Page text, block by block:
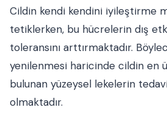
Cildin kendi kendini iyileştirme
tetiklerken, bu hücrelerin dış
toleransını arttırmaktadır.
yenilenmesi haricinde cildin en
bulunan yüzeysel lekelerin
olmaktadır.